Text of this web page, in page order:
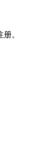
意思，你可
个人倾向和
。